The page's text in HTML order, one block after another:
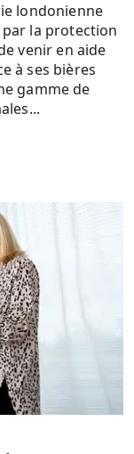
londonienne
la protection
venir en aide
à ses bières
gamme de